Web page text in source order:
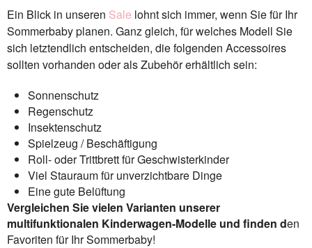
Ein Blick in unseren Sale lohnt sich immer, wenn Sie für Ihr
Sommerbaby planen. Ganz gleich, für welches Modell Sie
sich letztendlich entscheiden, die folgenden Accessoires
sollten vorhanden oder als Zubehör erhältlich sein:
Sonnenschutz
Regenschutz
Insektenschutz
Spielzeug / Beschäftigung
Roll- oder Trittbrett für Geschwisterkinder
Viel Stauraum für unverzichtbare Dinge
Eine gute Belüftung
Vergleichen Sie vielen Varianten unserer
multifunktionalen Kinderwagen-Modelle und finden den
Favoriten für Ihr Sommerbaby!